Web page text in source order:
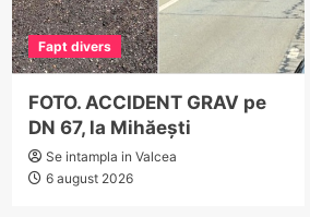
Fapt divers
FOTO. ACCIDENT GRAV pe
DN 67, la Mihăești
Se intampla in Valcea
6 august 2026